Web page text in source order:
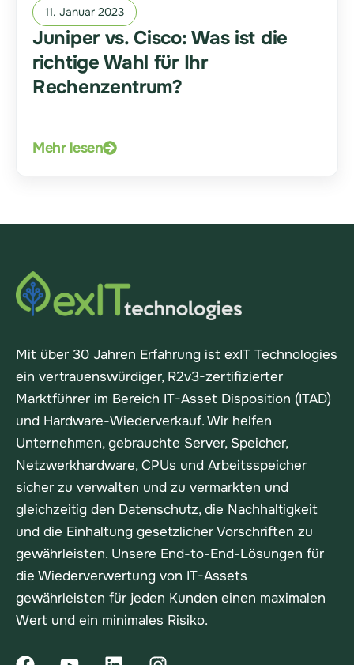
11. Januar 2023
Juniper vs. Cisco: Was ist die
richtige Wahl für Ihr
Rechenzentrum?
Mehr lesen
Mit über 30 Jahren Erfahrung ist exIT Technologies
ein vertrauenswürdiger, R2v3-zertifizierter
Marktführer im Bereich IT-Asset Disposition (ITAD)
und Hardware-Wiederverkauf. Wir helfen
Unternehmen, gebrauchte Server, Speicher,
Netzwerkhardware, CPUs und Arbeitsspeicher
sicher zu verwalten und zu vermarkten und
gleichzeitig den Datenschutz, die Nachhaltigkeit
und die Einhaltung gesetzlicher Vorschriften zu
gewährleisten. Unsere End-to-End-Lösungen für
die Wiederverwertung von IT-Assets
gewährleisten für jeden Kunden einen maximalen
Wert und ein minimales Risiko.